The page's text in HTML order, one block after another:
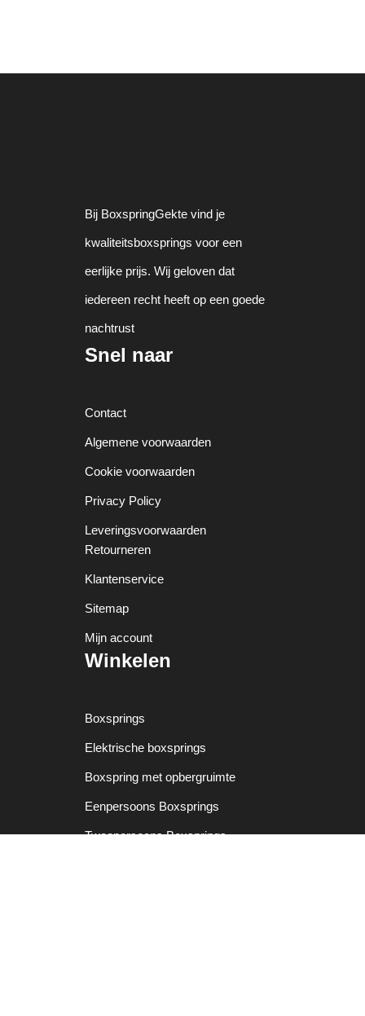
Bij BoxspringGekte vind je
kwaliteitsboxsprings voor een
eerlijke prijs. Wij geloven dat
iedereen recht heeft op een goede
nachtrust
Snel naar
Contact
Algemene voorwaarden
Cookie voorwaarden
Privacy Policy
Leveringsvoorwaarden
Retourneren
Klantenservice
Sitemap
Mijn account
Winkelen
Boxsprings
Elektrische boxsprings
Boxspring met opbergruimte
Eenpersoons Boxsprings
Tweepersoons Boxsprings